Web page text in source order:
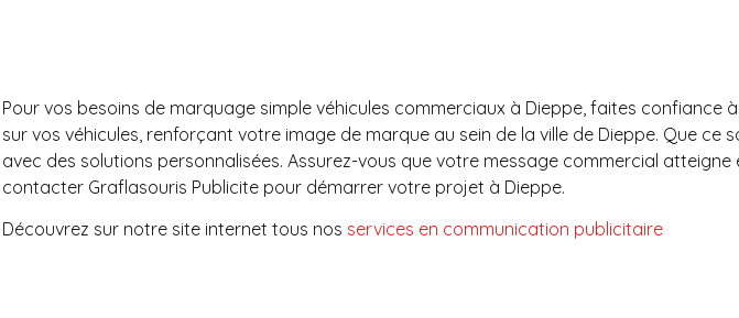
Pour vos besoins de marquage simple véhicules commerciaux à Dieppe, faites
sur vos véhicules, renforçant votre image de marque au sein de la ville de Dieppe. Que
avec des solutions personnalisées. Assurez-vous que votre message commercial
contacter Graflasouris Publicite pour démarrer votre projet à Dieppe.
Découvrez sur notre site internet tous nos services en communication publicitaire